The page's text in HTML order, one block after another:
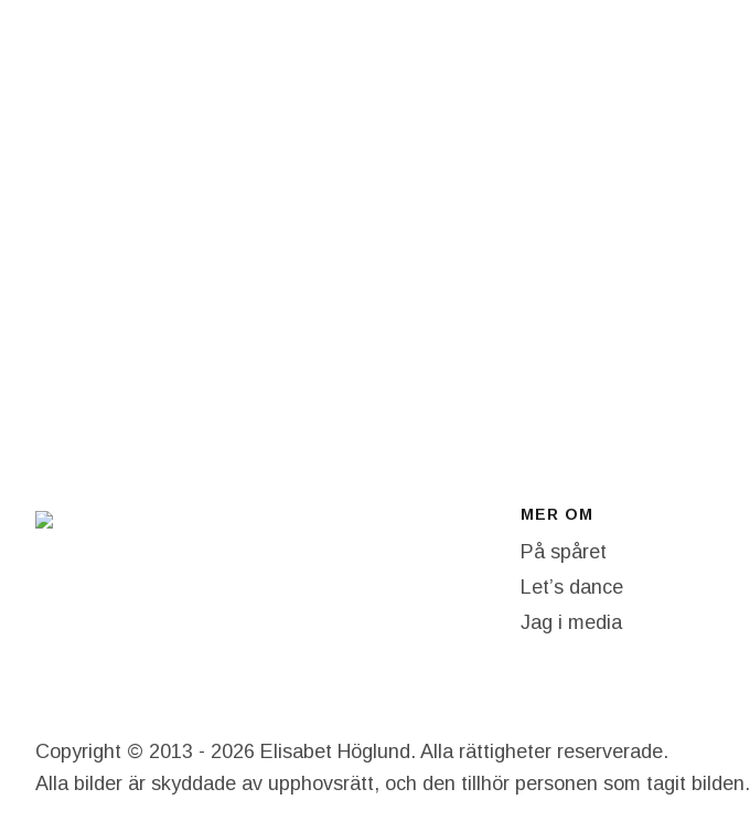
MER OM
På spåret
Let’s dance
Jag i media
Copyright © 2013 - 2026 Elisabet Höglund. Alla rättigheter reserverade.
Alla bilder är skyddade av upphovsrätt, och den tillhör personen som tagit bilden.